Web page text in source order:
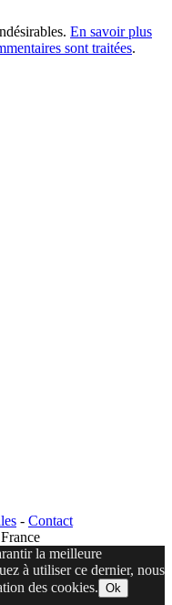
En savoir plus
sont traitées.
- Contact
la meilleure
à utiliser ce dernier, nous
des cookies. Ok